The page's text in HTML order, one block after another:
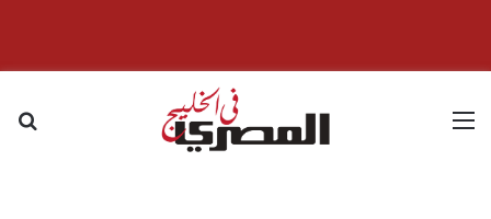
القائمة